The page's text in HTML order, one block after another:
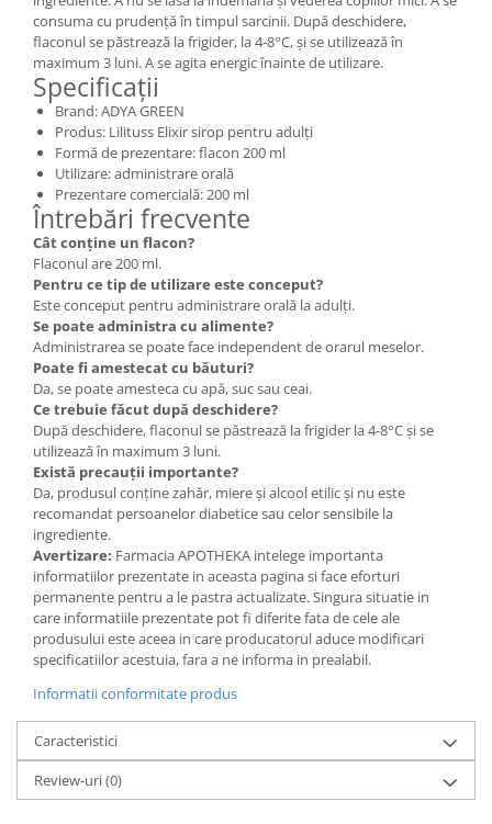
consuma cu prudență în timpul sarcinii. După deschidere,
flaconul se păstrează la frigider, la 4-8°C, și se utilizează în
maximum 3 luni. A se agita energic înainte de utilizare.
Specificații
Brand: ADYA GREEN
Produs: Lilituss Elixir sirop pentru adulți
Formă de prezentare: flacon 200 ml
Utilizare: administrare orală
Prezentare comercială: 200 ml
Întrebări frecvente
Cât conține un flacon?
Flaconul are 200 ml.
Pentru ce tip de utilizare este conceput?
Este conceput pentru administrare orală la adulți.
Se poate administra cu alimente?
Administrarea se poate face independent de orarul meselor.
Poate fi amestecat cu băuturi?
Da, se poate amesteca cu apă, suc sau ceai.
Ce trebuie făcut după deschidere?
După deschidere, flaconul se păstrează la frigider la 4-8°C și se
utilizează în maximum 3 luni.
Există precauții importante?
Da, produsul conține zahăr, miere și alcool etilic și nu este
recomandat persoanelor diabetice sau celor sensibile la
ingrediente.
Avertizare: Farmacia APOTHEKA intelege importanta
informatiilor prezentate in aceasta pagina si face eforturi
permanente pentru a le pastra actualizate. Singura situatie in
care informatiile prezentate pot fi diferite fata de cele ale
produsului este aceea in care producatorul aduce modificari
specificatiilor acestuia, fara a ne informa in prealabil.
Informatii conformitate produs
Caracteristici
Review-uri(0)